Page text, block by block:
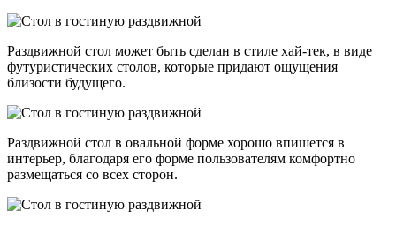
Раздвижной стол может быть сделан в стиле хай-тек, в виде
футуристических столов, которые придают ощущения
близости будущего.
Раздвижной стол в овальной форме хорошо впишется в
интерьер, благодаря его форме пользователям комфортно
размещаться со всех сторон.